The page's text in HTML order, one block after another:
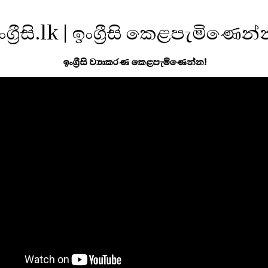
| ඉංග්‍රීසි
ඉංග්‍රීසි ව්‍යාකරණ කෙළපැමිණෙන්න!